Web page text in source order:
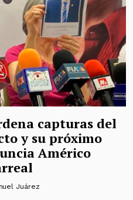
capturas del
y su próximo
Américo
Juárez